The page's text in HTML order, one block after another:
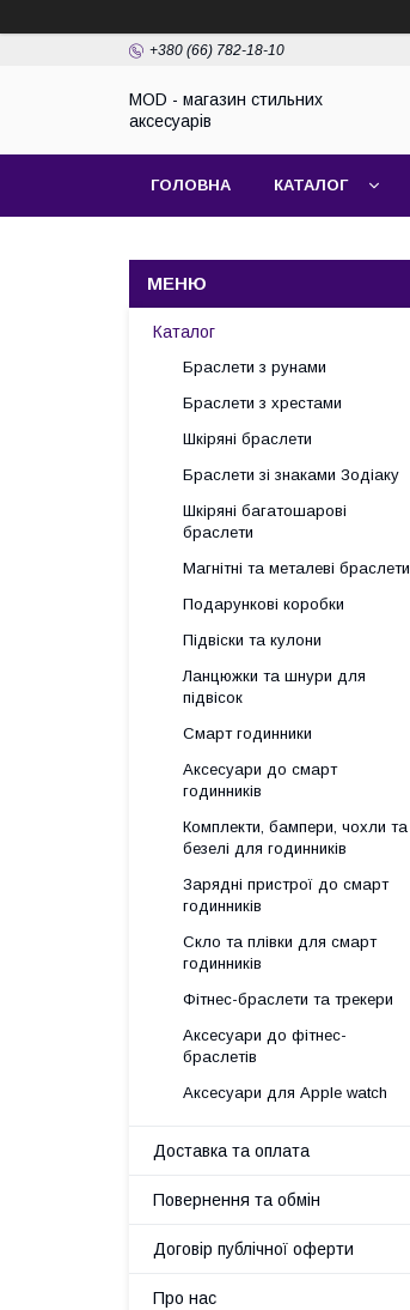
+380 (66) 782-18-10
MOD - магазин стильних
аксесуарів
ГОЛОВНА КАТАЛОГ
Каталог
Браслети з рунами
Браслети з хрестами
Шкіряні браслети
Браслети зі знаками Зодіаку
Шкіряні багатошарові
браслети
Магнітні та металеві браслети
Подарункові коробки
Підвіски та кулони
Ланцюжки та шнури для
підвісок
Смарт годинники
Аксесуари до смарт
годинників
Комплекти, бампери, чохли та
безелі для годинників
Зарядні пристрої до смарт
годинників
Скло та плівки для смарт
годинників
Фітнес-браслети та трекери
Аксесуари до фітнес-
браслетів
Аксесуари для Apple watch
Доставка та оплата
Повернення та обмін
Договір публічної оферти
Про нас